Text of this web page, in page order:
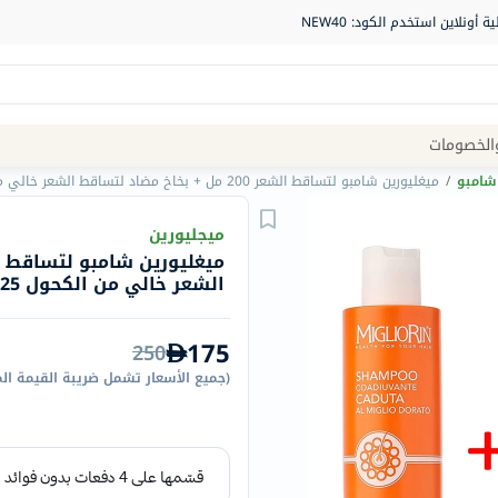
Navigation
الصيدلية
الماركات
Humantara
carroten
Roche
شامبو / ميغليورين شامبو لتساقط الشعر 200 مل + بخاخ مضاد لتساقط الشعر خالي من الكحول 125 مل حزمة ترويجية ضد تساقط الشعر
ميجليورين
الشعر خالي من الكحول 125 مل حزمة ترويجية ضد تساقط الشعر
175
250
(جميع الأسعار تشمل ضريبة القيمة